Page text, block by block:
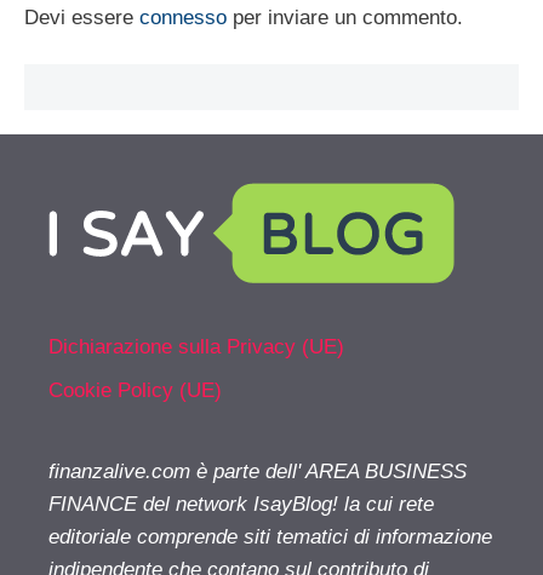
Devi essere connesso per inviare un commento.
Dichiarazione sulla Privacy (UE)
Cookie Policy (UE)
finanzalive.com è parte dell' AREA BUSINESS
FINANCE del network IsayBlog! la cui rete
editoriale comprende siti tematici di informazione
indipendente che contano sul contributo di